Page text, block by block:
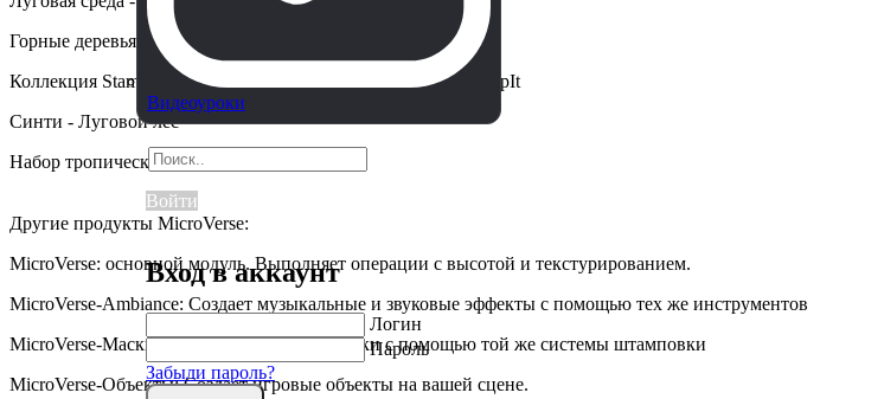
Видеоуроки
Войти
Вход в аккаунт
Логин
Пароль
Забыли пароль?
Горные деревья - Динамичная природа
Коллекция StampIt - плюс все индивидуальные наборы StampIt
Синти - Луговой лес
Набор тропических лесов
Другие продукты MicroVerse:
MicroVerse: основной модуль. Выполняет операции с высотой и текстурированием.
MicroVerse-Ambiance: Создает музыкальные и звуковые эффекты с помощью тех же инструментов
MicroVerse-Маски: Создает текстурные маски с помощью той же системы штамповки
MicroVerse-Объекты: Создает игровые объекты на вашей сцене.